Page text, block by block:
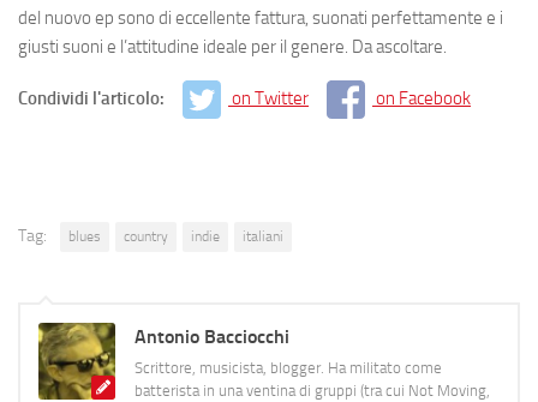
del nuovo ep sono di eccellente fattura, suonati perfettamente e i
giusti suoni e l’attitudine ideale per il genere. Da ascoltare.
Condividi l'articolo: on Twitter on Facebook
Tag: blues country indie italiani
Antonio Bacciocchi
Scrittore, musicista, blogger. Ha militato come
batterista in una ventina di gruppi (tra cui Not Moving,